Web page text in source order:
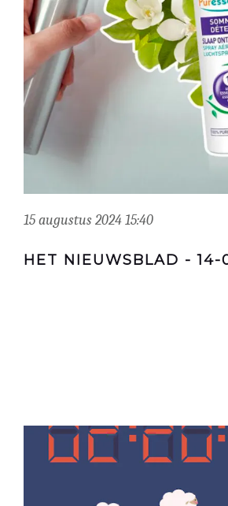
15 augustus 2024 15:40
HET NIEUWSBLAD -